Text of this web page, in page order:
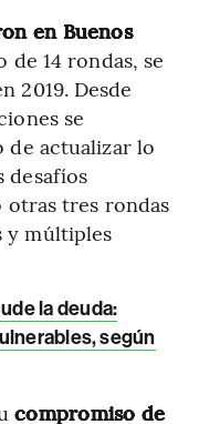
en Buenos
de 14 rondas, se
2019. Desde
se
actualizar lo
desafíos
otras tres rondas
y múltiples
la deuda:
según
compromiso de